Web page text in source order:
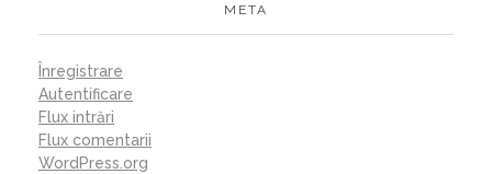
META
Înregistrare
Autentificare
Flux intrări
Flux comentarii
WordPress.org